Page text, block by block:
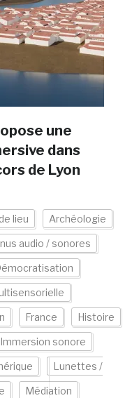
une
dans
de Lyon
lieu Archéologie
audio / sonores
France Histoire
Immersion sonore
Lunettes /
Médiation